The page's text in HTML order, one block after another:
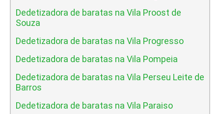
Dedetizadora de baratas na Vila Proost de
Souza
Dedetizadora de baratas na Vila Progresso
Dedetizadora de baratas na Vila Pompeia
Dedetizadora de baratas na Vila Perseu Leite de
Barros
Dedetizadora de baratas na Vila Paraiso